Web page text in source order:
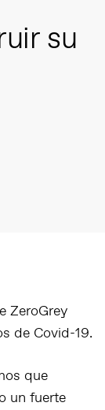
su
ZeroGrey
de Covid-19.
que
un fuerte